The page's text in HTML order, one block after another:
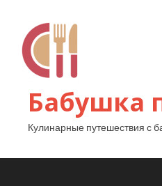
Бабушка
Кулинарные путешествия с